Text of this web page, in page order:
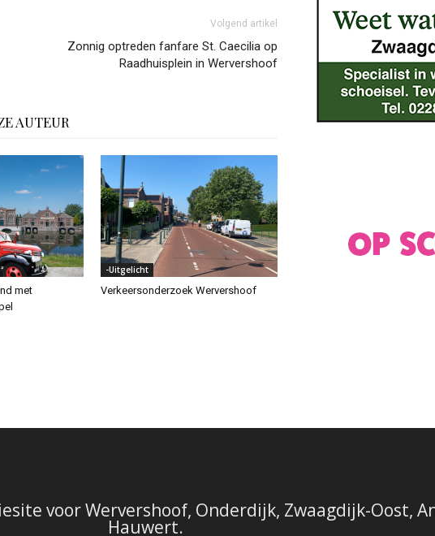
Volgend artikel
Zonnig optreden fanfare St. Caecilia op
Raadhuisplein in Wervershoof
AUTEUR
met
-Uitgelicht
Verkeersonderzoek Wervershoof
voor Wervershoof, Onderdijk, Zwaagdijk-Oost,
Hauwert.